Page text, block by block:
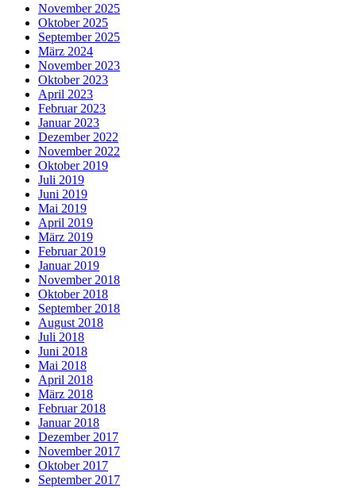
November 2025
Oktober 2025
September 2025
März 2024
November 2023
Oktober 2023
April 2023
Februar 2023
Januar 2023
Dezember 2022
November 2022
Oktober 2019
Juli 2019
Juni 2019
Mai 2019
April 2019
März 2019
Februar 2019
Januar 2019
November 2018
Oktober 2018
September 2018
August 2018
Juli 2018
Juni 2018
Mai 2018
April 2018
März 2018
Februar 2018
Januar 2018
Dezember 2017
November 2017
Oktober 2017
September 2017